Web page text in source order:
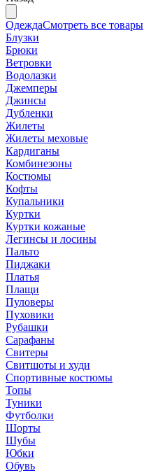
ОдеждаСмотреть все товары
Блузки
Брюки
Ветровки
Водолазки
Джемперы
Джинсы
Дубленки
Жилеты
Жилеты меховые
Кардиганы
Комбинезоны
Костюмы
Кофты
Купальники
Куртки
Куртки кожаные
Легинсы и лосины
Пальто
Пиджаки
Платья
Плащи
Пуловеры
Пуховики
Рубашки
Сарафаны
Свитеры
Свитшоты и худи
Спортивные костюмы
Топы
Туники
Футболки
Шорты
Шубы
Юбки
Обувь